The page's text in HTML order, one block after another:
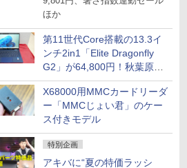
ほか
第11世代Core搭載の13.3イ
ンチ2in1「Elite Dragonfly
G2」が64,800円！秋葉原で
中古PCセール
X68000用MMCカードリーダ
ー「MMCじょい君」のケー
ス付きモデル
特別企画
アキバに“夏の特価ラッシ